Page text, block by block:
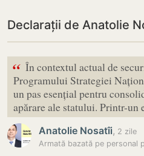
Declarații de Anatolie
“ În contextul actual de
Programului Strategiei
un pas esențial pentru
apărare ale statului. Printr-
Anatolie Nosatîi, 2 zile